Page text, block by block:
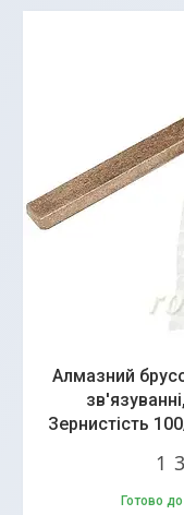
Алмазний
Зернистість
1
Готово